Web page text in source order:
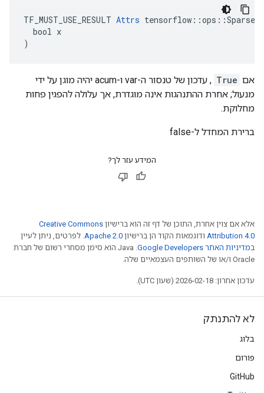
TF_MUST_USE_RESULT Attrs
  bool x
)
אם True
, עדכון של טנסור ה-var ו-acum יהיה מוגן על ידי
מנעול; אחרת ההתנהגות אינה מוגדרת, אך עלולה להפגין פחות
מחלוקת.
ברירת המחדל ל-false
המידע עזר לך?
אלא אם צוין אחרת, התוכן של דף זה הוא ברישיון Creative Commons
Attribution 4.0 ודוגמאות הקוד הן ברישיון Apache 2.0. לפרטים, ניתן לעיין
במדיניות האתר Google Developers‏
.‏ Java הוא סימן מסחרי רשום של חברת
Oracle ו/או של השותפים העצמאיים שלה.
עדכון אחרון: 2026-02-18 (שעון UTC).
לא להתנתק
בלוג
פורום
GitHub